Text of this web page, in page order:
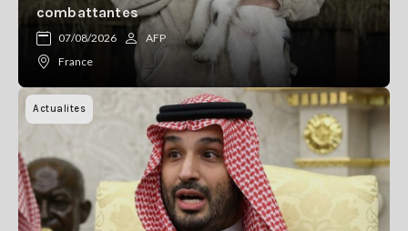
combattantes
07/08/2026
AFP
France
Actualites